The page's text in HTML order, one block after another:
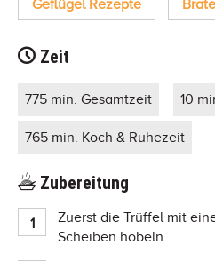
Geflügel Rezepte
Zeit
775 min. Gesamtzeit 10
765 min. Koch & Ruhezeit
Zubereitung
Zuerst die Trüffel mit
Scheiben hobeln.